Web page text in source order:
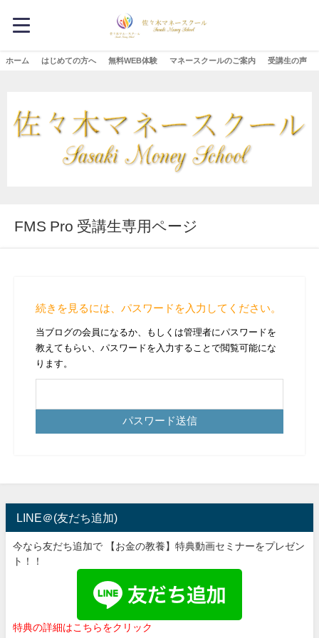
ホーム はじめての方へ 無料WEB体験 マネースクールのご案内 受講生の声
FMS Pro 受講生専用ページ
続きを見るには、パスワードを入力してください。
当ブログの会員になるか、もしくは管理者にパスワードを
教えてもらい、パスワードを入力することで閲覧可能にな
ります。
LINE＠(友だち追加)
今なら友だち追加で 【お金の教養】特典動画セミナーをプレゼン
ト！！
特典の詳細はこちらをクリック